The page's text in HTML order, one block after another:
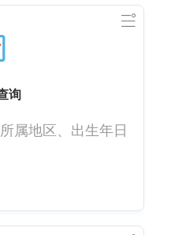
调用接口。 IPv6归
询
属地区、出生年日